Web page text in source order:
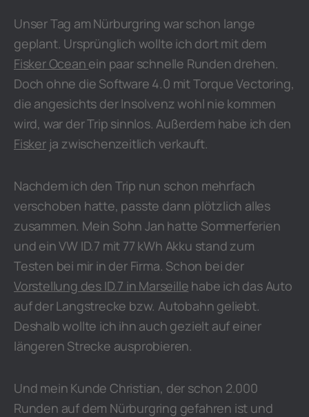
Unser Tag am Nürburgring war schon lange
geplant. Ursprünglich wollte ich dort mit dem
Fisker Ocean ein paar schnelle Runden drehen.
Doch ohne die Software 4.0 mit Torque Vectoring,
die angesichts der Insolvenz wohl nie kommen
wird, war der Trip sinnlos. Außerdem habe ich den
Fiskerja zwischenzeitlich verkauft.
Nachdem ich den Trip nun schon mehrfach
verschoben hatte, passte dann plötzlich alles
zusammen. Mein Sohn Jan hatte Sommerferien
und ein VW ID.7 mit 77 kWh Akku stand zum
Testen bei mir in der Firma. Schon bei der
Vorstellung des ID.7 in Marseille habe ich das Auto
auf der Langstrecke bzw. Autobahn geliebt.
Deshalb wollte ich ihn auch gezielt auf einer
längeren Strecke ausprobieren.
Und mein Kunde Christian, der schon 2.000
Runden auf dem Nürburgring gefahren ist und